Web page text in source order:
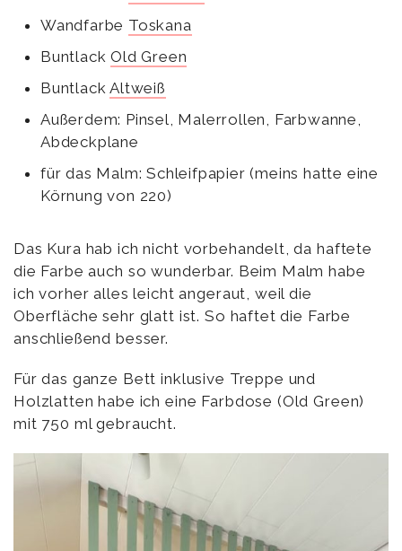
Wandfarbe Toskana
BuntlackOld Green
BuntlackAltweiß
Außerdem: Pinsel, Malerrollen, Farbwanne,
Abdeckplane
für das Malm: Schleifpapier (meins hatte eine
Körnung von 220)
Das Kura hab ich nicht vorbehandelt, da haftete
die Farbe auch so wunderbar. Beim Malm habe
ich vorher alles leicht angeraut, weil die
Oberfläche sehr glatt ist. So haftet die Farbe
anschließend besser.
Für das ganze Bett inklusive Treppe und
Holzlatten habe ich eine Farbdose (Old Green)
mit 750 ml gebraucht.